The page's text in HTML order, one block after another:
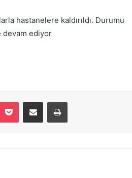
hastanelere kaldırıldı. Durumu
devam ediyor
Pocket E-Posta ile paylaş Yazdır